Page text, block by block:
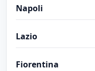
Napoli
Lazio
Fiorentina